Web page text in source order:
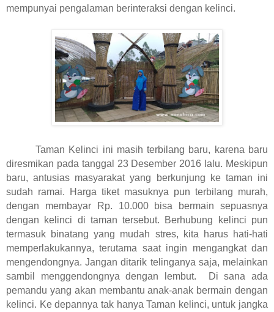
mempunyai pengalaman berinteraksi dengan kelinci.
Taman Kelinci ini masih terbilang baru, karena baru
diresmikan pada tanggal 23 Desember 2016 lalu. Meskipun
baru, antusias masyarakat yang berkunjung ke taman ini
sudah ramai. Harga tiket masuknya pun terbilang murah,
dengan membayar Rp. 10.000 bisa bermain sepuasnya
dengan kelinci di taman tersebut. Berhubung kelinci pun
termasuk binatang yang mudah stres, kita harus hati-hati
memperlakukannya, terutama saat ingin mengangkat dan
mengendongnya. Jangan ditarik telinganya saja, melainkan
sambil menggendongnya dengan lembut. Di sana ada
pemandu yang akan membantu anak-anak bermain dengan
kelinci. Ke depannya tak hanya Taman kelinci, untuk jangka